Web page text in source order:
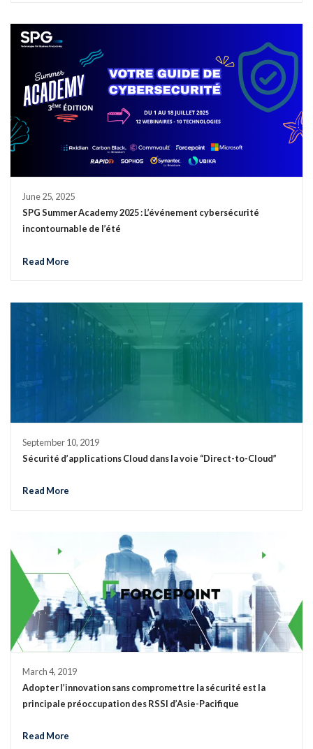
June 25, 2025
SPG Summer Academy 2025 : L’événement cybersécurité
incontournable de l’été
Read More
September 10, 2019
Sécurité d’applications Cloud dans la voie “Direct-to-Cloud”
Read More
March 4, 2019
Adopter l’innovation sans compromettre la sécurité est la
principale préoccupation des RSSI d’Asie-Pacifique
Read More